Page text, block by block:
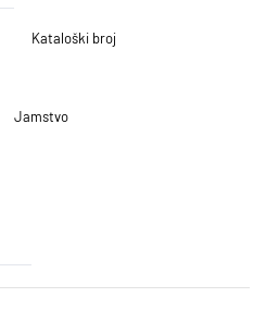
Kataloški broj
Jamstvo